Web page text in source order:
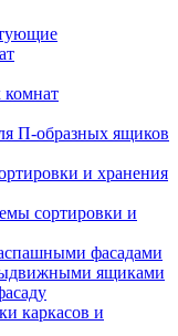
П-образных ящиков
и хранения
сортировки и
фасадами
ящиками
каркасов и